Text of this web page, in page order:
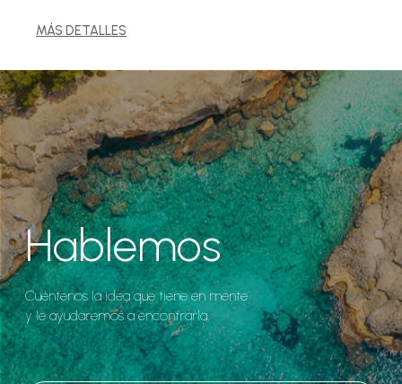
MÁS DETALLES
Hablemos
Cuéntenos la idea que tiene en mente
y le ayudaremos a encontrarla.